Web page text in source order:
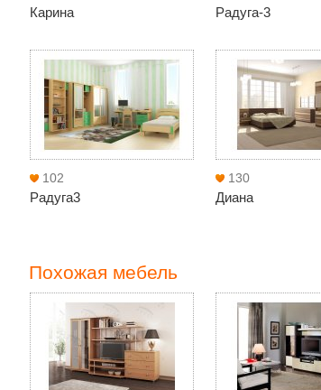
Карина Радуга-3
102
Радуга3
130
Диана
Похожая мебель